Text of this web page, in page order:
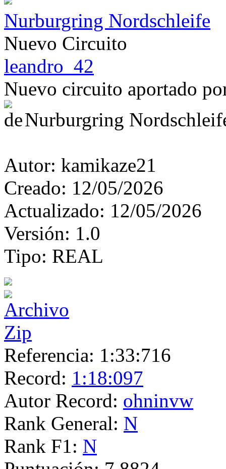
Nurburgring Nordschleife
Nuevo Circuito
leandro_42
Nuevo circuito aportado
Nurburgring
Autor: kamikaze21
Creado: 12/05/2026
Actualizado: 12/05/2026
Versión: 1.0
Tipo: REAL
Referencia: 1:33:716
Record: 1:18:097
Autor Record: ohninvw
Rank General: N
Rank F1: N